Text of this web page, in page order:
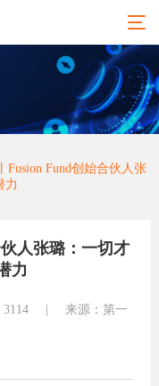
04
关于
荣誉资
质
伴
06
联系
大道环球
Fusion Fund创始合伙人张
力
人张璐：一切才
力
来源：第一